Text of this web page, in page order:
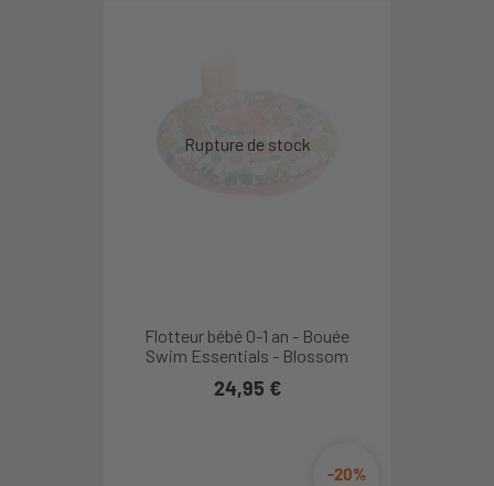
Flotteur bébé 0-1 an - Bouée
Swim Essentials - Blossom
24,95 €
-20%